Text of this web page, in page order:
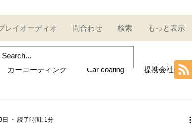
レイオーディオ 問合わせ 検索 もっと表示
カーコーティング Car coating 提携会社
日 読了時間: 1分